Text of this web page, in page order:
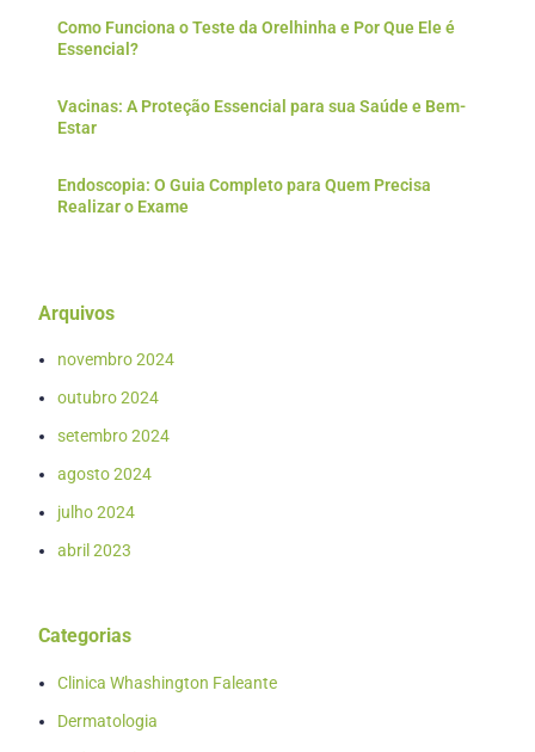
Como Funciona o Teste da Orelhinha e Por Que Ele é
Essencial?
Vacinas: A Proteção Essencial para sua Saúde e Bem-
Estar
Endoscopia: O Guia Completo para Quem Precisa
Realizar o Exame
Arquivos
novembro 2024
outubro 2024
setembro 2024
agosto 2024
julho 2024
abril 2023
Categorias
Clinica Whashington Faleante
Dermatologia